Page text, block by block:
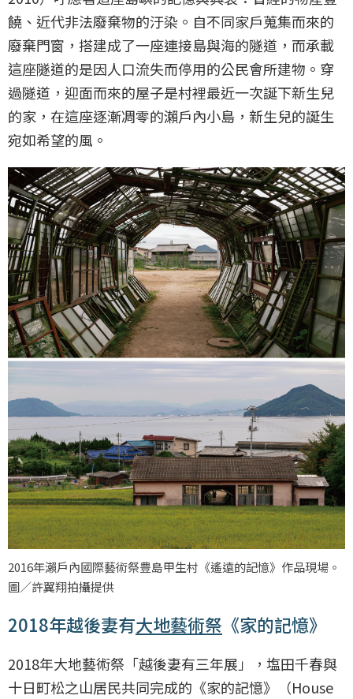
饒、近代非法廢棄物的汙染。自不同家戶蒐集而來的
廢棄門窗，搭建成了一座連接島與海的隧道，而承載
這座隧道的是因人口流失而停用的公民會所建物。穿
過隧道，迎面而來的屋子是村裡最近一次誕下新生兒
的家，在這座逐漸凋零的瀨戶內小島，新生兒的誕生
宛如希望的風。
2016年瀨戶內國際藝術祭豊島甲生村《遙遠的記憶》作品現場。
圖／許翼翔拍攝提供
2018年越後妻有大地藝術祭 《家的記憶》
2018年大地藝術祭「越後妻有三年展」，塩田千春與
十日町松之山居民共同完成的《家的記憶》（House